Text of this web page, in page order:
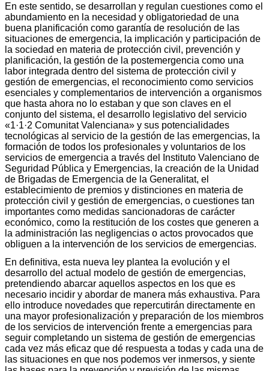
En este sentido, se desarrollan y regulan cuestiones como el
abundamiento en la necesidad y obligatoriedad de una
buena planificación como garantía de resolución de las
situaciones de emergencia, la implicación y participación de
la sociedad en materia de protección civil, prevención y
planificación, la gestión de la postemergencia como una
labor integrada dentro del sistema de protección civil y
gestión de emergencias, el reconocimiento como servicios
esenciales y complementarios de intervención a organismos
que hasta ahora no lo estaban y que son claves en el
conjunto del sistema, el desarrollo legislativo del servicio
«1·1·2 Comunitat Valenciana» y sus potencialidades
tecnológicas al servicio de la gestión de las emergencias, la
formación de todos los profesionales y voluntarios de los
servicios de emergencia a través del Instituto Valenciano de
Seguridad Pública y Emergencias, la creación de la Unidad
de Brigadas de Emergencia de la Generalitat, el
establecimiento de premios y distinciones en materia de
protección civil y gestión de emergencias, o cuestiones tan
importantes como medidas sancionadoras de carácter
económico, como la restitución de los costes que generen a
la administración las negligencias o actos provocados que
obliguen a la intervención de los servicios de emergencias.
En definitiva, esta nueva ley plantea la evolución y el
desarrollo del actual modelo de gestión de emergencias,
pretendiendo abarcar aquellos aspectos en los que es
necesario incidir y abordar de manera más exhaustiva. Para
ello introduce novedades que repercutirán directamente en
una mayor profesionalización y preparación de los miembros
de los servicios de intervención frente a emergencias para
seguir completando un sistema de gestión de emergencias
cada vez más eficaz que dé respuesta a todas y cada una de
las situaciones en que nos podemos ver inmersos, y siente